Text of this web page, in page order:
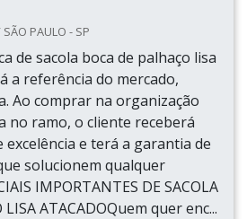
PAULO - SP
de sacola boca de palhaço lisa
a referência do mercado,
Ao comprar na organização
no ramo, o cliente receberá
e terá a garantia de
solucionem qualquer
IMPORTANTES DE SACOLA
LISA ATACADOQuem quer enc...